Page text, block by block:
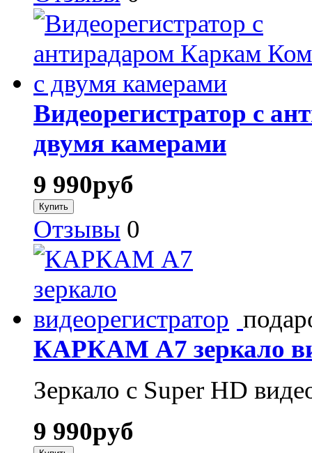
Видеорегистратор с
двумя камерами
9 990руб
Отзывы 0
КАРКАМ А7 зеркало
Зеркало с Super HD
9 990руб